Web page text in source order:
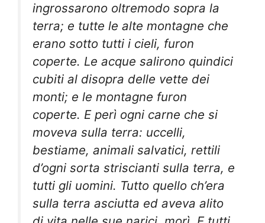
ingrossarono oltremodo sopra la
terra; e tutte le alte montagne che
erano sotto tutti i cieli, furon
coperte. Le acque salirono quindici
cubiti al disopra delle vette dei
monti; e le montagne furon
coperte. E perì ogni carne che si
moveva sulla terra: uccelli,
bestiame, animali salvatici, rettili
d’ogni sorta striscianti sulla terra, e
tutti gli uomini. Tutto quello ch’era
sulla terra asciutta ed aveva alito